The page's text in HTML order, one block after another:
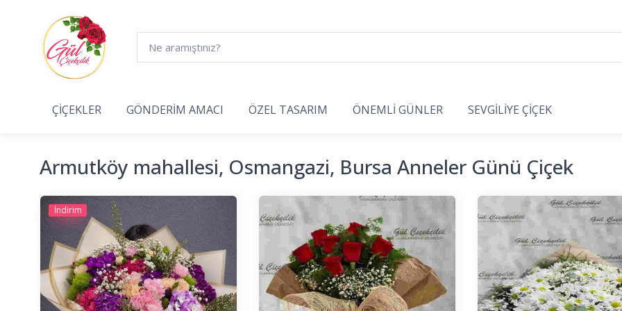
ÇİÇEKLER GÖNDERİM AMACI ÖZEL TASARIM ÖNEMLİ GÜNLER SEVGİLİYE ÇİÇEK
Armutköy mahallesi, Osmangazi, Bursa Anneler Günü Çiçek
İndirim